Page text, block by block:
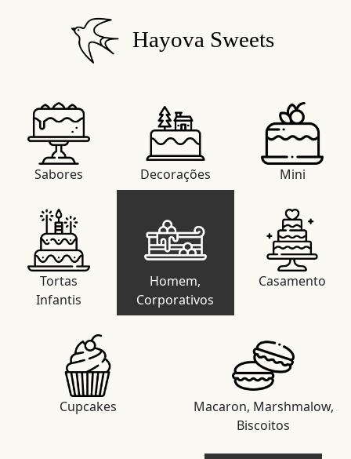
Hayova Sweets
Sabores Decorações Mini
Tortas
Infantis
Homem,
Corporativos
Casamento
Cupcakes
Macaron, Marshmalow,
Biscoitos